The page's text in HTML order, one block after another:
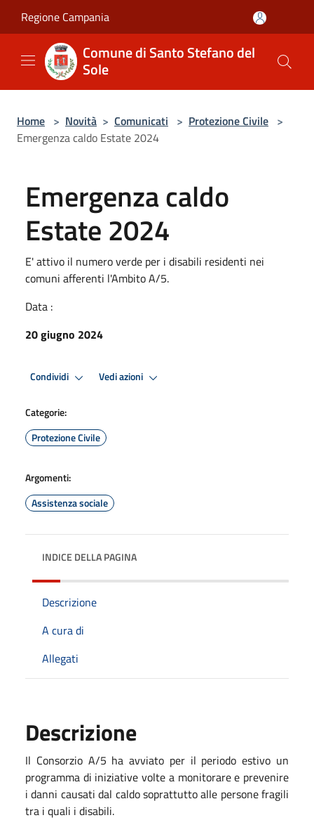
Regione Campania
Comune di Santo Stefano del
Sole
Home > Novità > Comunicati > Protezione Civile >
Emergenza caldo Estate 2024
Emergenza caldo
Estate 2024
E' attivo il numero verde per i disabili residenti nei
comuni afferenti l'Ambito A/5.
Data :
20 giugno 2024
Condividi Vedi azioni
Categorie:
Protezione Civile
Argomenti:
Assistenza sociale
INDICE DELLA PAGINA
Descrizione
A cura di
Allegati
Descrizione
Il Consorzio A/5 ha avviato per il periodo estivo un
programma di iniziative volte a monitorare e prevenire
i danni causati dal caldo soprattutto alle persone fragili
tra i quali i disabili.